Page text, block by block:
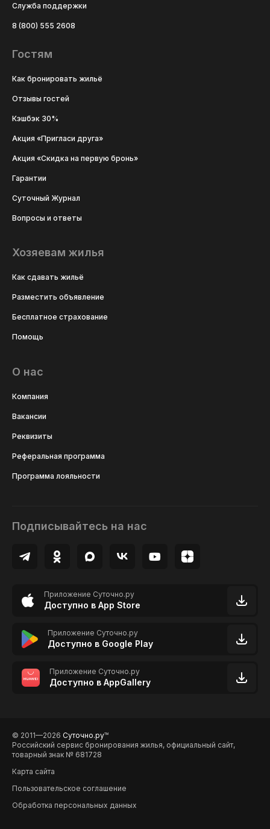
Служба поддержки
8 (800) 555 2608
Гостям
Как бронировать жильё
Отзывы гостей
Кэшбэк 30%
Акция «Пригласи друга»
Акция «Скидка на первую бронь»
Гарантии
Суточный Журнал
Вопросы и ответы
Хозяевам жилья
Как сдавать жильё
Разместить объявление
Бесплатное страхование
Помощь
О нас
Компания
Вакансии
Реквизиты
Реферальная программа
Программа лояльности
Подписывайтесь на нас
Приложение Суточно.ру
Доступно в App Store
Приложение Суточно.ру
Доступно в Google Play
Приложение Суточно.ру
Доступно в AppGallery
© 2011—2026 Суточно.руTM
Российский сервис бронирования жилья, официальный сайт,
товарный знак № 681728
Карта сайта
Пользовательское соглашение
Обработка персональных данных